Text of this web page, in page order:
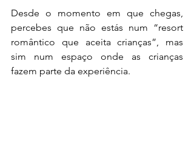
Desde o momento em que chegas,
percebes que não estás num “resort
romântico que aceita crianças”, mas
sim num espaço onde as crianças
fazem parte da experiência.